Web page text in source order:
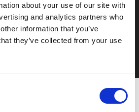
about your use of our site with
and analytics partners who
information that you’ve
they’ve collected from your use
Nästa inlägg
i Västra Hamnen, Malmö